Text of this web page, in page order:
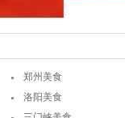
郑州美食
洛阳美食